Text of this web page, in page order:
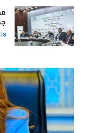
8 أغسطس، 2026